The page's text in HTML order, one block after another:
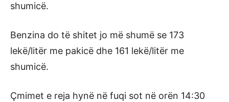
shumicë.
Benzina do të shitet jo më shumë se 173
lekë/litër me pakicë dhe 161 lekë/litër me
shumicë.
Çmimet e reja hynë në fuqi sot në orën 14:30